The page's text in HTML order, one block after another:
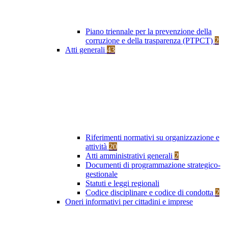
Piano triennale per la prevenzione della
corruzione e della trasparenza (PTPCT) 2
Atti generali 43
Riferimenti normativi su organizzazione e
attività 20
Atti amministrativi generali 2
Documenti di programmazione strategico-
gestionale
Statuti e leggi regionali
Codice disciplinare e codice di condotta 2
Oneri informativi per cittadini e imprese